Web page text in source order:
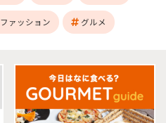
ファッション グルメ